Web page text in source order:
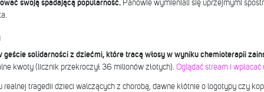
swoją spadającą popularność.Panowie wymieniali się uprzejmymi
geście solidarności z dziećmi, które tracą włosy w wyniku chemioterapii
kwoty (licznik przekroczył 36 milionów złotych). Oglądać stream i
tragedii dzieci walczących z chorobą, dawne kłótnie o logotypy czy